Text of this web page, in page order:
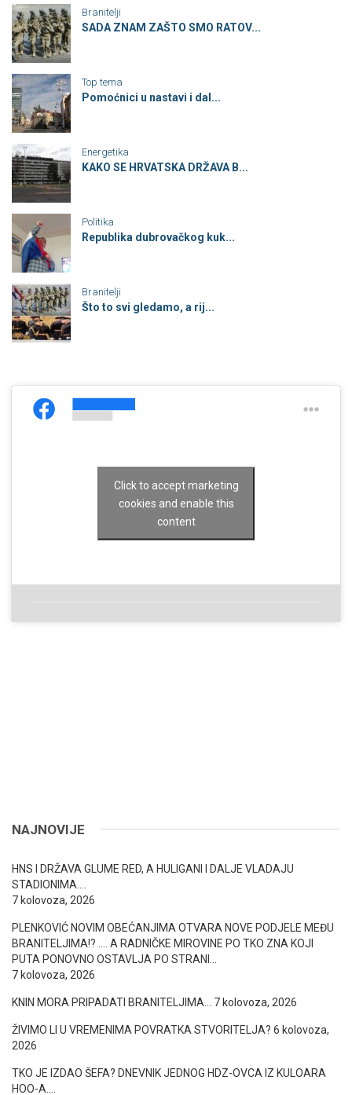
Branitelji
SADA ZNAM ZAŠTO SMO RATOV...
Top tema
Pomoćnici u nastavi i dal...
Energetika
KAKO SE HRVATSKA DRŽAVA B...
Politika
Republika dubrovačkog kuk...
Branitelji
Što to svi gledamo, a rij...
Click to accept marketing
cookies and enable this
content
NAJNOVIJE
HNS I DRŽAVA GLUME RED, A HULIGANI I DALJE VLADAJU
STADIONIMA….
7 kolovoza, 2026
PLENKOVIĆ NOVIM OBEĆANJIMA OTVARA NOVE PODJELE MEĐU
BRANITELJIMA!? …. A RADNIČKE MIROVINE PO TKO ZNA KOJI
PUTA PONOVNO OSTAVLJA PO STRANI…
7 kolovoza, 2026
KNIN MORA PRIPADATI BRANITELJIMA… 7 kolovoza, 2026
ŽIVIMO LI U VREMENIMA POVRATKA STVORITELJA? 6 kolovoza,
2026
TKO JE IZDAO ŠEFA? DNEVNIK JEDNOG HDZ-OVCA IZ KULOARA
HOO-A….